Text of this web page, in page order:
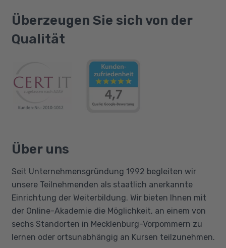
Überzeugen Sie sich von der
Qualität
Über uns
Seit Unternehmensgründung 1992 begleiten wir
unsere Teilnehmenden als staatlich anerkannte
Einrichtung der Weiterbildung. Wir bieten Ihnen mit
der Online-Akademie die Möglichkeit, an einem von
sechs Standorten in Mecklenburg-Vorpommern zu
lernen oder ortsunabhängig an Kursen teilzunehmen.